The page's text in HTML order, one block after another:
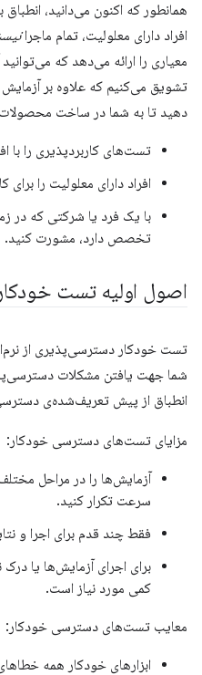
همانطور که اکنون می‌دانید، انطباق
افراد دارای معلولیت، تمام ماجرا
معیاری را ارائه می‌دهد که
تشویق می‌کنیم که علاوه بر آزمایش
دهید تا به شما در ساخت محصولات
تست‌های کاربردپذیری را با
افراد دارای معلولیت را
با یک فرد یا شرکتی که در
تخصص دارد، مشورت کنید.
اصول اولیه تست خودکار
تست خودکار دسترسی‌پذیری از
شما جهت یافتن مشکلات
انطباق از پیش تعریف‌شده‌ی
مزایای تست‌های دسترسی خودکار:
آزمایش‌ها را در مراحل
سرعت تکرار کنید.
فقط چند قدم برای اجرا و
برای اجرای آزمایش‌ها یا
کمی مورد نیاز است.
معایب تست‌های دسترسی خودکار:
ابزارهای خودکار همه